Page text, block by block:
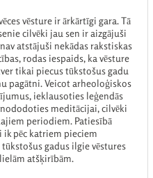
vēsture ir ārkārtīgi gara. Tā
cilvēki jau sen ir aizgājuši
atstājuši nekādas rakstiskas
rodas iespaids, ka vēsture
tikai piecus tūkstošus gadu
pagātni. Veicot arheoloģiskos
ieklausoties leģendās
meditācijai, cilvēki
periodiem. Patiesībā
ik pēc katriem pieciem
gadus ilgie vēstures
atšķirībām.